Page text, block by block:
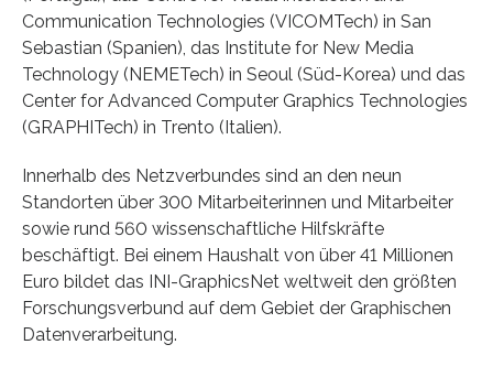
Communication Technologies (VICOMTech) in San
Sebastian (Spanien), das Institute for New Media
Technology (NEMETech) in Seoul (Süd-Korea) und das
Center for Advanced Computer Graphics Technologies
(GRAPHITech) in Trento (Italien).
Innerhalb des Netzverbundes sind an den neun
Standorten über 300 Mitarbeiterinnen und Mitarbeiter
sowie rund 560 wissenschaftliche Hilfskräfte
beschäftigt. Bei einem Haushalt von über 41 Millionen
Euro bildet das INI-GraphicsNet weltweit den größten
Forschungsverbund auf dem Gebiet der Graphischen
Datenverarbeitung.